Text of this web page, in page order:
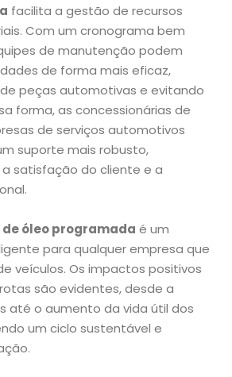
facilita a gestão de recursos
Com um cronograma bem
de manutenção podem
de forma mais eficaz,
peças automotivas e evitando
forma, as concessionárias de
de serviços automotivos
suporte mais robusto,
satisfação do cliente e a
óleo programada é um
para qualquer empresa que
veículos. Os impactos positivos
são evidentes, desde a
até o aumento da vida útil dos
um ciclo sustentável e